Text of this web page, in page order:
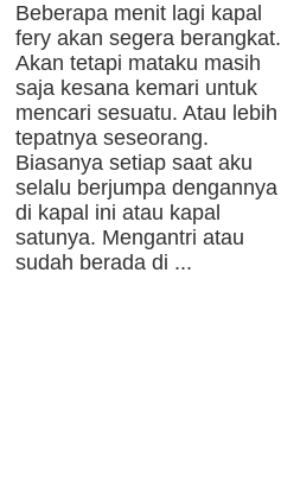
Beberapa menit lagi kapal
fery akan segera berangkat.
Akan tetapi mataku masih
saja kesana kemari untuk
mencari sesuatu. Atau lebih
tepatnya seseorang.
Biasanya setiap saat aku
selalu berjumpa dengannya
di kapal ini atau kapal
satunya. Mengantri atau
sudah berada di ...